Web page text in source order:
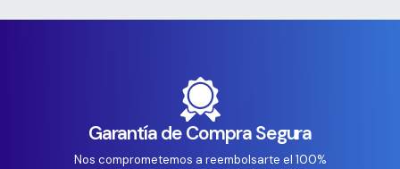
Garantía de Compra Segura
Nos comprometemos a reembolsarte el 100%